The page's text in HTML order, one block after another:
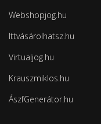
Webshopjog.hu
Ittvásárolhatsz.hu
Virtualjog.hu
Krauszmiklos.hu
ÁszfGenerátor.hu